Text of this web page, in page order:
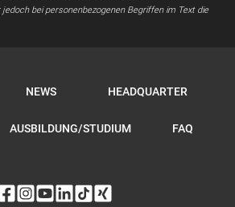
bei personenbezogenen Begriffen im Text die
NEWS HEADQUARTER
AUSBILDUNG/STUDIUM FAQ